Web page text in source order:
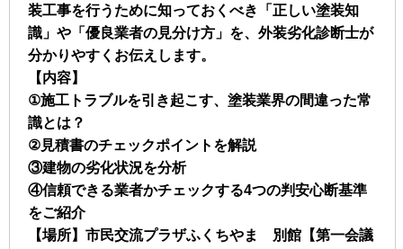
装工事を行うために知っておくべき「正しい塗装知
識」や「優良業者の見分け方」を、外装劣化診断士が
分かりやすくお伝えします。
【内容】
①施工トラブルを引き起こす、塗装業界の間違った常
識とは？
②見積書のチェックポイントを解説
③建物の劣化状況を分析
④信頼できる業者かチェックする4つの判安心断基準
をご紹介
【場所】市民交流プラザふくちやま 別館【第一会議